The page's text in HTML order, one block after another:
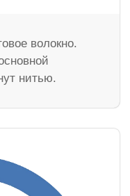
волокно.
нитью.